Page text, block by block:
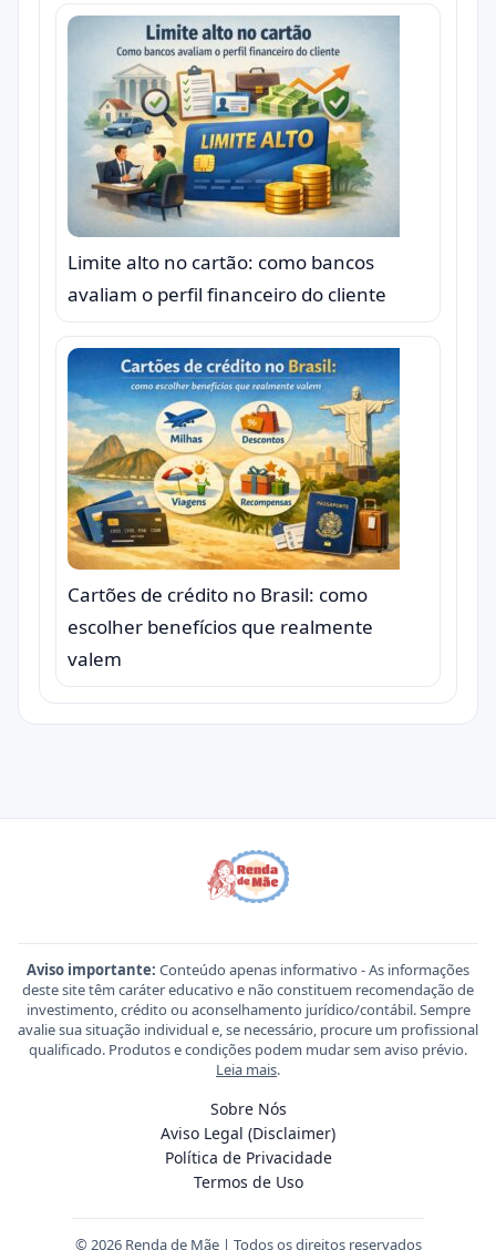
Limite alto no cartão: como bancos
avaliam o perfil financeiro do cliente
Cartões de crédito no Brasil: como
escolher benefícios que realmente
valem
Aviso importante: Conteúdo apenas informativo - As informações
deste site têm caráter educativo e não constituem recomendação de
investimento, crédito ou aconselhamento jurídico/contábil. Sempre
avalie sua situação individual e, se necessário, procure um profissional
qualificado. Produtos e condições podem mudar sem aviso prévio.
Leia mais.
Sobre Nós
Aviso Legal (Disclaimer)
Política de Privacidade
Termos de Uso
© 2026 Renda de Mãe | Todos os direitos reservados